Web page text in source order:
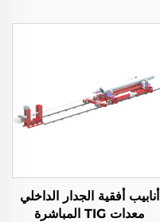
أنابيب أفقية الجدار الداخلي
معدات TIG المباشرة